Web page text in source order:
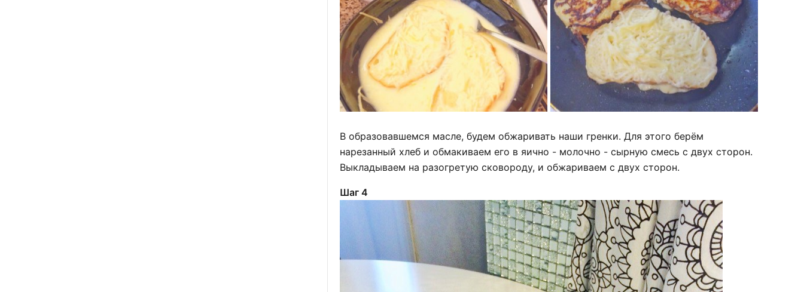
В образовавшемся масле, будем обжаривать наши гренки. Для этого берём
нарезанный хлеб и обмакиваем его в яично - молочно - сырную смесь с двух сторон.
Выкладываем на разогретую сковороду, и обжариваем с двух сторон.
Шаг 4